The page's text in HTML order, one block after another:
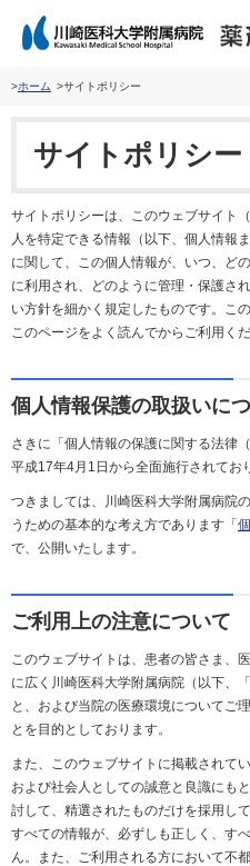
ホーム サイトポリシー
サイトポリシー
サイトポリシーは、このウェブサイト
人を特定できる情報（以下、個人情報
に関して、この個人情報が、いつ、ど
に利用され、どのように管理・保護さ
い方針を細かく規定したものです。こ
このページをよく読んでからご利用くだ
個人情報保護の取扱いに
さきに「個人情報の保護に関する法律
平成17年4月1日から全面施行されてお
つきましては、川崎医科大学附属病院
うための基本的な考え方であります「
で、公開いたします。
ご利用上の注意について
このウェブサイトは、患者の皆さま、
に広く川崎医科大学附属病院（以下、
と、および当院の医療環境についてご
とを目的としております。
また、このウェブサイトに掲載されて
および社会人としての誠意と良識にも
討して、精選されたものだけを採用し
すべての情報が、必ずしも正しく、す
ん。また、ご利用される方において不